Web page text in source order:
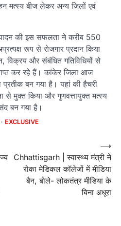
मत्स्य बीज लेकर अन्य जिलों एवं
की इस सफलता ने करीब 550
रूप से रोजगार प्रदान किया
विक्रय और संबंधित गतिविधियों से
कर रहे हैं। कांकेर जिला आज
प्रतीक बन गया है। यहां की हैचरी
से मुक्त किया और गुणवत्तायुक्त मत्स्य
बन गया है।
EXCLUSIVE
Chhattisgarh | स्वास्थ्य मंत्री ने
रोका मेडिकल कॉलेजों में मीडिया
बैन, बोले- लोकतंत्र मीडिया के
बिना अधूरा
⟶